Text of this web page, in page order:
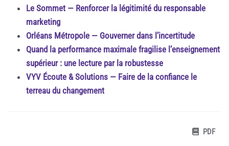
Le Sommet — Renforcer la légitimité du responsable
marketing
Orléans Métropole — Gouverner dans l’incertitude
Quand la performance maximale fragilise l’enseignement
supérieur : une lecture par la robustesse
VYV Écoute & Solutions — Faire de la confiance le
terreau du changement
PDF